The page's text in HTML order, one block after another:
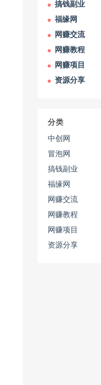
搞钱副业
福缘网
网赚交流
网赚教程
网赚项目
资源分享
分类
中创网
冒泡网
搞钱副业
福缘网
网赚交流
网赚教程
网赚项目
资源分享